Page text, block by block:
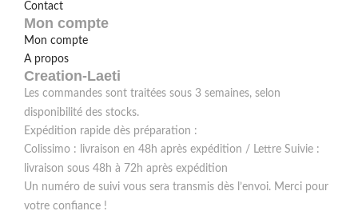
Contact
Mon compte
Mon compte
A propos
Creation-Laeti
Les commandes sont traitées sous 3 semaines, selon
disponibilité des stocks.
Expédition rapide dès préparation :
Colissimo : livraison en 48h après expédition / Lettre Suivie :
livraison sous 48h à 72h après expédition
Un numéro de suivi vous sera transmis dès l’envoi. Merci pour
votre confiance !